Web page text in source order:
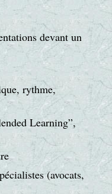
devant un
rythme,
Learning”,
(avocats,